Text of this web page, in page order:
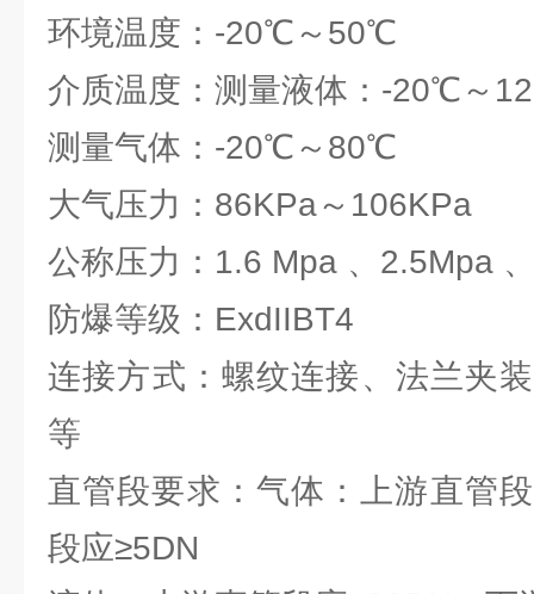
环境温度：-20℃～50℃
介质温度：测量液体：-20℃～
测量气体：-20℃～80℃
大气压力：86KPa～106KPa
公称压力：1.6 Mpa 、2.5Mpa
防爆等级：ExdIIBT4
连接方式：螺纹连接、法兰夹
等
直管段要求：气体：上游直管
段应≥5DN